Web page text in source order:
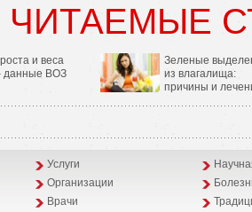
и веса
данные ВОЗ
Зеленые
из влагалища:
причины и
Услуги
Организации
Врачи